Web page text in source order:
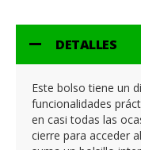
DETALLES
Este bolso tiene un
funcionalidades
en casi todas las
cierre para acceder